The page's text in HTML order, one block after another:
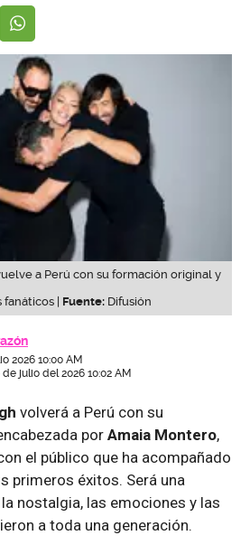
a Perú con su formación original y
| Fuente: Difusión
2026 10:00 AM
julio del 2026 10:02 AM
volverá a Perú con su
por Amaia Montero,
el público que ha acompañado
primeros éxitos. Será una
nostalgia, las emociones y las
a toda una generación.